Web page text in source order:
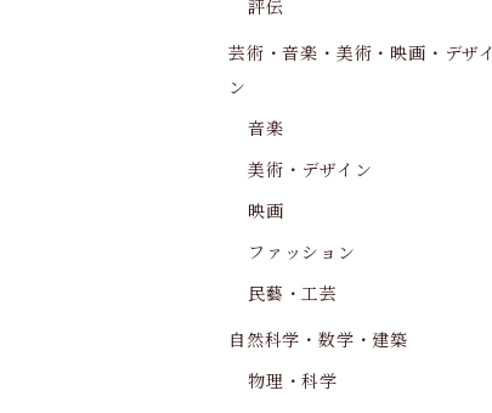
評伝
芸術・音楽・美術・映画・デザイ
ン
音楽
美術・デザイン
映画
ファッション
民藝・工芸
自然科学・数学・建築
物理・科学